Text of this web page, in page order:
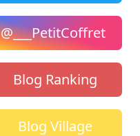
@___PetitCoffret
Blog Ranking
Blog Village